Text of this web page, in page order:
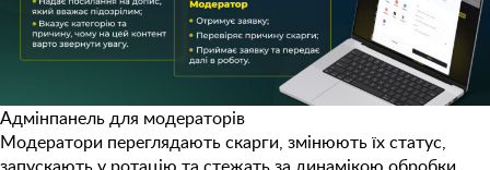
Адмінпанель для модераторів
Модератори переглядають скарги, змінюють їх статус,